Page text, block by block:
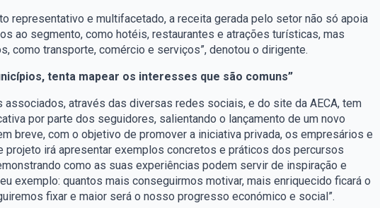
representativo e multifacetado, a receita gerada pelo setor não só apoia
ao segmento, como hotéis, restaurantes e atrações turísticas, mas
como transporte, comércio e serviços”, denotou o dirigente.
tenta mapear os interesses que são comuns”
associados, através das diversas redes sociais, e do site da AECA, tem
por parte dos seguidores, salientando o lançamento de um novo
breve, com o objetivo de promover a iniciativa privada, os empresários e
projeto irá apresentar exemplos concretos e práticos dos percursos
como as suas experiências podem servir de inspiração e
exemplo: quantos mais conseguirmos motivar, mais enriquecido ficará o
fixar e maior será o nosso progresso económico e social”.